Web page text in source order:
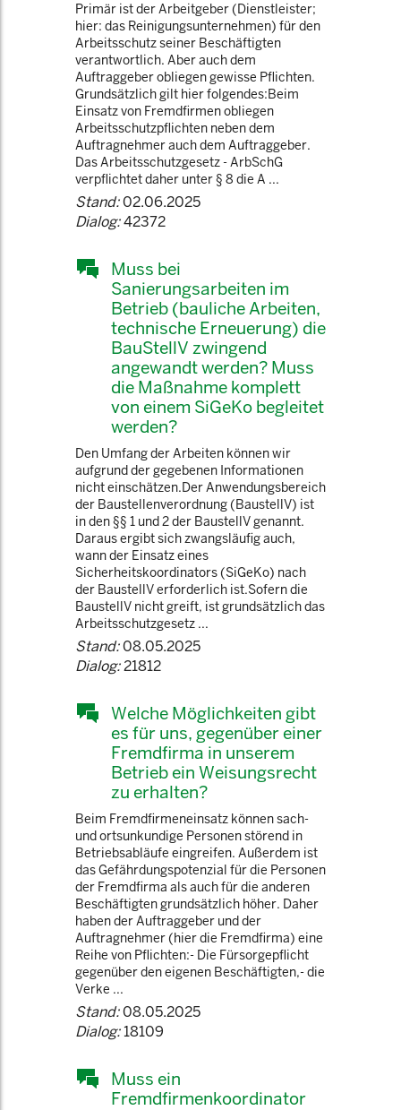
Primär ist der Arbeitgeber (Dienstleister;
hier: das Reinigungsunternehmen) für den
Arbeitsschutz seiner Beschäftigten
verantwortlich. Aber auch dem
Auftraggeber obliegen gewisse Pflichten.
Grundsätzlich gilt hier folgendes:Beim
Einsatz von Fremdfirmen obliegen
Arbeitsschutzpflichten neben dem
Auftragnehmer auch dem Auftraggeber.
Das Arbeitsschutzgesetz - ArbSchG
verpflichtet daher unter § 8 die A ...
Stand:02.06.2025
Dialog:42372
Muss bei
Sanierungsarbeiten im
Betrieb (bauliche Arbeiten,
technische Erneuerung) die
BauStellV zwingend
angewandt werden? Muss
die Maßnahme komplett
von einem SiGeKo begleitet
werden?
Den Umfang der Arbeiten können wir
aufgrund der gegebenen Informationen
nicht einschätzen.Der Anwendungsbereich
der Baustellenverordnung (BaustellV) ist
in den §§ 1 und 2 der BaustellV genannt.
Daraus ergibt sich zwangsläufig auch,
wann der Einsatz eines
Sicherheitskoordinators (SiGeKo) nach
der BaustellV erforderlich ist.Sofern die
BaustellV nicht greift, ist grundsätzlich das
Arbeitsschutzgesetz ...
Stand:08.05.2025
Dialog:21812
Welche Möglichkeiten gibt
es für uns, gegenüber einer
Fremdfirma in unserem
Betrieb ein Weisungsrecht
zu erhalten?
Beim Fremdfirmeneinsatz können sach-
und ortsunkundige Personen störend in
Betriebsabläufe eingreifen. Außerdem ist
das Gefährdungspotenzial für die Personen
der Fremdfirma als auch für die anderen
Beschäftigten grundsätzlich höher. Daher
haben der Auftraggeber und der
Auftragnehmer (hier die Fremdfirma) eine
Reihe von Pflichten:- Die Fürsorgepflicht
gegenüber den eigenen Beschäftigten,- die
Verke ...
Stand:08.05.2025
Dialog:18109
Muss ein
Fremdfirmenkoordinator